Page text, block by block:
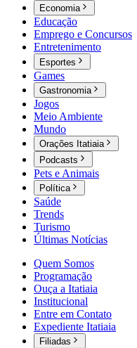
Economia
Educação
Emprego e Concursos
Entretenimento
Esportes
Games
Gastronomia
Jogos
Meio Ambiente
Mundo
Orações Itatiaia
Podcasts
Pets e Animais
Política
Saúde
Trends
Turismo
Últimas Notícias
Quem Somos
Programação
Ouça a Itatiaia
Institucional
Entre em Contato
Expediente Itatiaia
Filiadas